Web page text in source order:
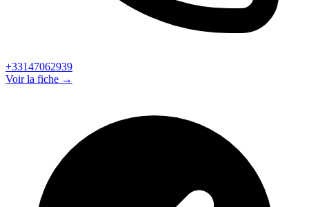
+33147062939
Voir la fiche →